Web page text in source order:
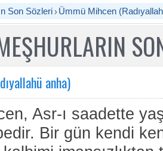
Son Sözleri Ümmü Mihcen
anha)
Asr-ı saadette
Bir gün kendi